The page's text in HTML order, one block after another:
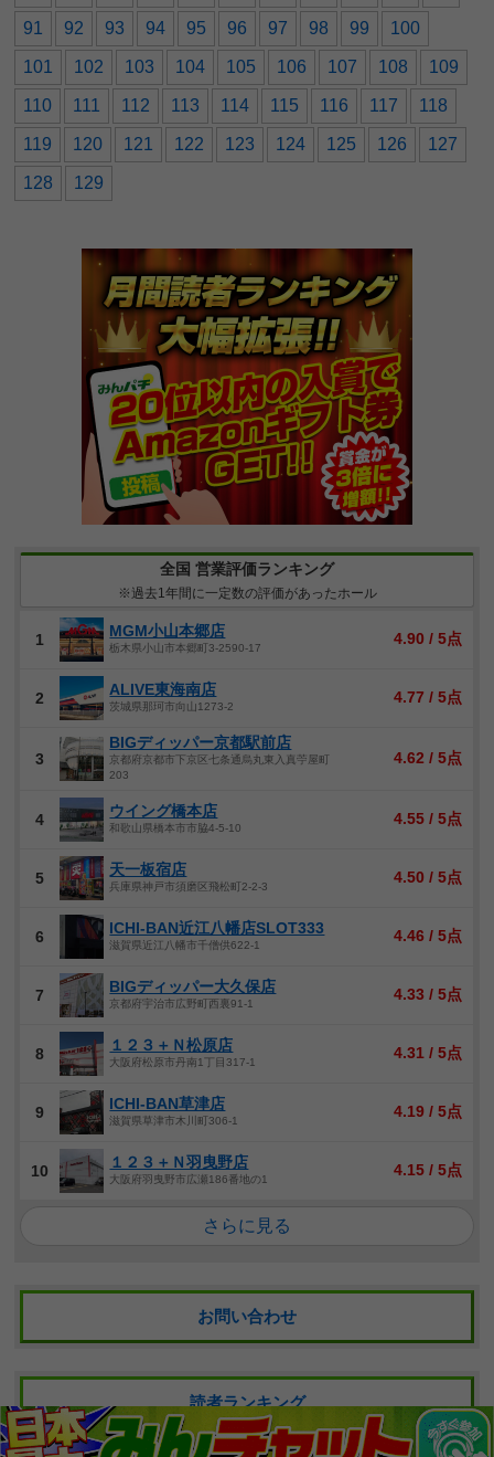
91 92 93 94 95 96 97 98 99 100
101 102 103 104 105 106 107 108 109
110 111 112 113 114 115 116 117 118
119 120 121 122 123 124 125 126 127
128 129
全国 営業評価ランキング
※過去1年間に一定数の評価があったホール
1 MGM小山本郷店
栃木県小山市本郷町3-2590-17
4.90 / 5点
2 ALIVE東海南店
茨城県那珂市向山1273-2
4.77 / 5点
3
BIGディッパー京都駅前店
京都府京都市下京区七条通烏丸東入真苧屋町
203
4.62 / 5点
4 ウイング橋本店
和歌山県橋本市市脇4-5-10
4.55 / 5点
5 天一板宿店
兵庫県神戸市須磨区飛松町2-2-3
4.50 / 5点
6 ICHI-BAN近江八幡店SLOT333
滋賀県近江八幡市千僧供622-1
4.46 / 5点
7 BIGディッパー大久保店
京都府宇治市広野町西裏91-1
4.33 / 5点
8 １２３＋Ｎ松原店
大阪府松原市丹南1丁目317-1
4.31 / 5点
9 ICHI-BAN草津店
滋賀県草津市木川町306-1
4.19 / 5点
10 １２３＋Ｎ羽曳野店
大阪府羽曳野市広瀬186番地の1
4.15 / 5点
さらに見る
お問い合わせ
読者ランキング